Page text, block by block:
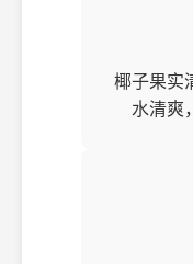
椰子果实
水清爽